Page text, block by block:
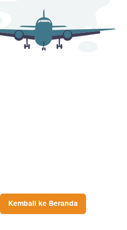
Kembali ke Beranda